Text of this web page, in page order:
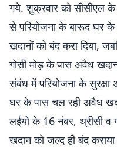
गये. शुक्रवार को सीसीएल के
से परियोजना के बारूद घर
खदानों को बंद करा दिया,
गोसी मोड़ के पास अवैध
संबंध में परियोजना के सुरक्षा
घर के पास चल रही अवैध
लईयो के 16 नंबर, थ्रीसी व
खदान को जल्द ही बंद